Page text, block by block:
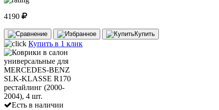
4190
Купить
Купить в 1 клик
Есть в наличии